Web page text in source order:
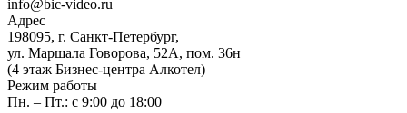
info@bic-video.ru
Адрес
198095, г. Санкт-Петербург,
ул. Маршала Говорова, 52А, пом. 36н
(4 этаж Бизнес-центра Алкотел)
Режим работы
Пн. – Пт.: с 9:00 до 18:00